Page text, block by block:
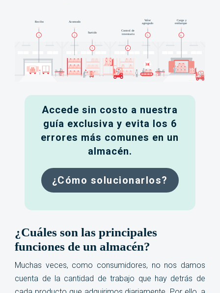
Accede sin costo a nuestra
guía exclusiva y evita los 6
errores más comunes en un
almacén.
¿Cómo solucionarlos?
¿Cuáles son las principales
funciones de un almacén?
Muchas veces, como consumidores, no nos damos
cuenta de la cantidad de trabajo que hay detrás de